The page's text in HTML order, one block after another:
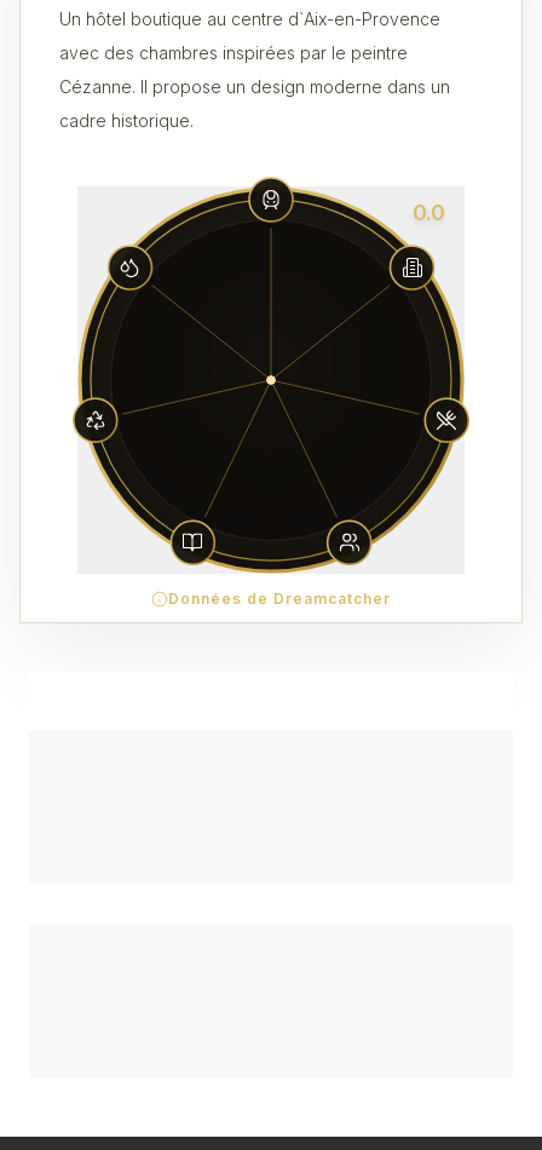
Un hôtel boutique au centre d`Aix-en-Provence
avec des chambres inspirées par le peintre
Cézanne. Il propose un design moderne dans un
cadre historique.
0.0
Données de Dreamcatcher